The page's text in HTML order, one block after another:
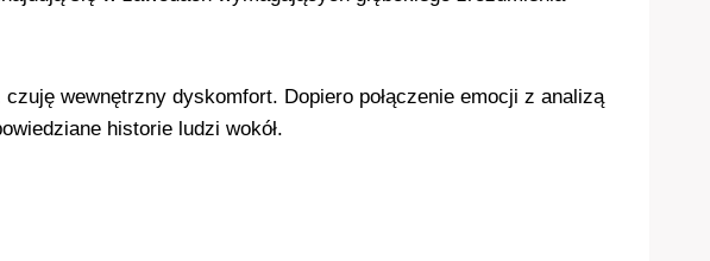
wewnętrzny dyskomfort. Dopiero połączenie emocji z analizą
historie ludzi wokół.